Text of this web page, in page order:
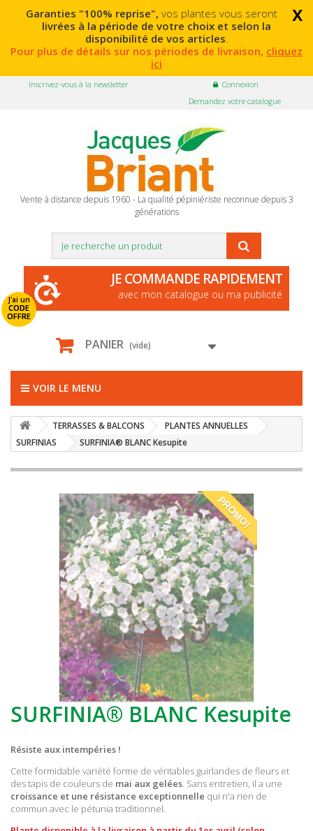
x
Garanties "100% reprise", vos plantes vous seront
livrées à la période de votre choix et selon la
disponibilité de vos articles.
Pour plus de détails sur nos périodes de livraison, cliquez
ici
Connexion
Inscrivez-vous à la newsletter
Demandez votre catalogue
Vente à distance depuis 1960 - La qualité pépiniériste reconnue depuis 3
générations
J'ai un
CODE
OFFRE
JE COMMANDE RAPIDEMENT
avec mon catalogue ou ma publicité
PANIER (vide)
VOIR LE MENU
TERRASSES & BALCONS
PLANTES ANNUELLES
SURFINIAS
SURFINIA® BLANC Kesupite
PROMO!
SURFINIA® BLANC Kesupite
Résiste aux intempéries !
Cette formidable variété forme de véritables guirlandes de fleurs et
des tapis de couleurs de mai aux gelées. Sans entretien, il a une
croissance et une résistance exceptionnelle qui n'a rien de
commun avec le pétunia traditionnel.